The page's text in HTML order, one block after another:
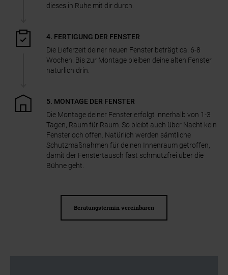
dieses in Ruhe mit dir durch.
4. FERTIGUNG DER FENSTER
Die Lieferzeit deiner neuen Fenster beträgt ca. 6-8
Wochen. Bis zur Montage bleiben deine alten Fenster
natürlich drin.
5. MONTAGE DER FENSTER
Die Montage deiner Fenster erfolgt innerhalb von 1-3
Tagen, Raum für Raum. So bleibt auch über Nacht kein
Fensterloch offen. Natürlich werden sämtliche
Schutzmaßnahmen für deinen Innenraum getroffen,
damit der Fenstertausch fast schmutzfrei über die
Bühne geht.
Beratungstermin vereinbaren